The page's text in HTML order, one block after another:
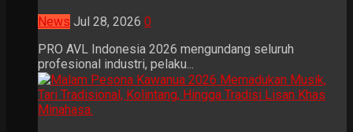
News Jul 28, 2026 0
PRO AVL Indonesia 2026 mengundang seluruh
profesional industri, pelaku...